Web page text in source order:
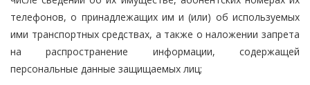
телефонов, о принадлежащих им и (или) об используемых
ими транспортных средствах, а также о наложении запрета
на распространение информации, содержащей
персональные данные защищаемых лиц;